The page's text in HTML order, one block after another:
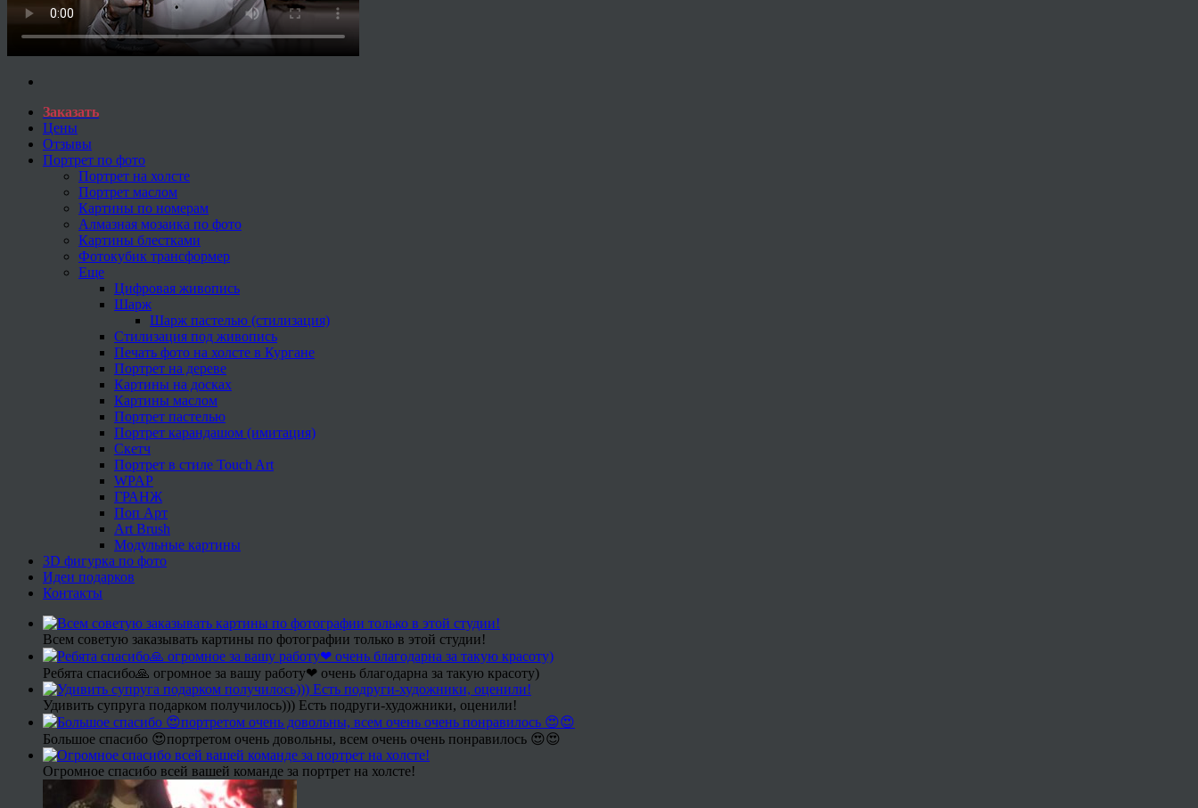
Заказать
Цены
Отзывы
Портрет по фото
Портрет на холсте
Портрет маслом
Картины по номерам
Алмазная мозаика по фото
Картины блестками
Фотокубик трансформер
Еще
Цифровая живопись
Шарж
Шарж пастелью (стилизация)
Стилизация под живопись
Печать фото на холсте в Кургане
Портрет на дереве
Картины на досках
Картины маслом
Портрет пастелью
Портрет карандашом (имитация)
Скетч
Портрет в стиле Touch Art
WPAP
ГРАНЖ
Поп Арт
Art Brush
Модульные картины
3D фигурка по фото
Идеи подарков
Контакты
Всем советую заказывать картины по фотографии только в этой студии!
Ребята спасибо🙏 огромное за вашу работу❤ очень благодарна за такую красоту)
Удивить супруга подарком получилось))) Есть подруги-художники, оценили!
Большое спасибо 😍портретом очень довольны, всем очень очень понравилось 😍😍
Огромное спасибо всей вашей команде за портрет на холсте!